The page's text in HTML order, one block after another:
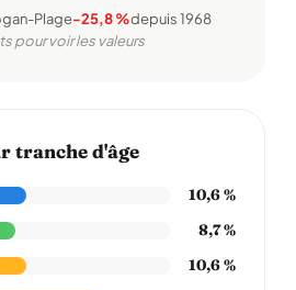
Plage-25,8 %depuis 1968
pour voir les valeurs
tranche d'âge
10,6 %
8,7 %
10,6 %